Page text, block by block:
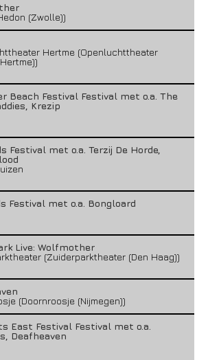
(Zwolle))
Hertme (Openluchttheater
Beach Festival Festival met o.a. The
Krezip
Festival met o.a. Terzij De Horde,
Festival met o.a. Bongloard
Live: Wolfmother
(Zuiderparktheater (Den Haag))
(Doornroosje (Nijmegen))
East Festival Festival met o.a.
Deafheaven